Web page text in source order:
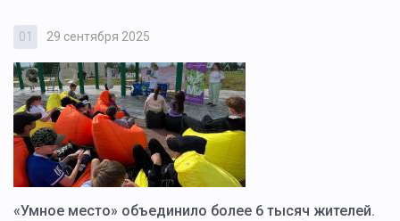
01 29 сентября 2025
«Умное место» объединило более 6 тысяч жителей.